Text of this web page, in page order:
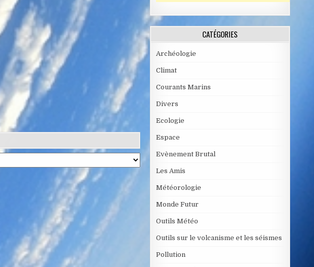
CATÉGORIES
Archéologie
Climat
Courants Marins
Divers
Ecologie
Espace
Evènement Brutal
Les Amis
Météorologie
Monde Futur
Outils Météo
Outils sur le volcanisme et les séismes
Pollution